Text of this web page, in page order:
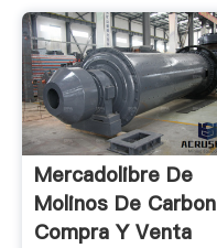
Mercadolibre De
Molinos De Carbon
Compra Y Venta